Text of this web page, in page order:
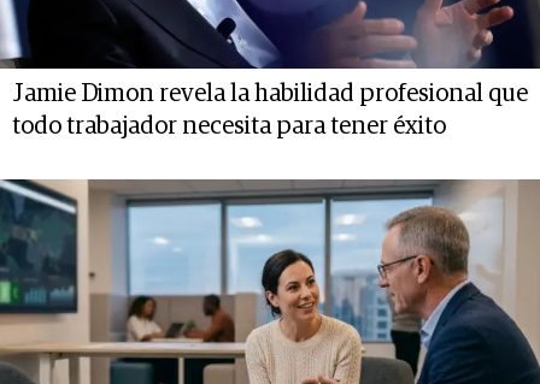
Jamie Dimon revela la habilidad profesional que
todo trabajador necesita para tener éxito